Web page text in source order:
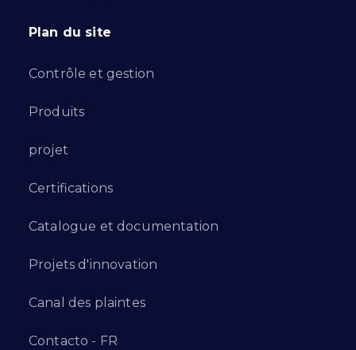
Plan du site
Contrôle et gestion
Produits
projet
Certifications
Catalogue et documentation
Projets d'innovation
Canal des plaintes
Contacto - FR